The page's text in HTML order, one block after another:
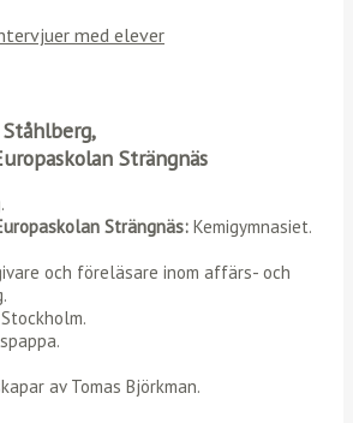
med elever
Strängnäs
Strängnäs: Kemigymnasiet.
och föreläsare inom affärs- och
av Tomas Björkman.